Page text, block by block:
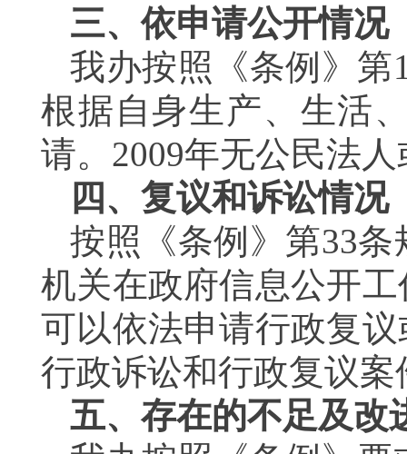
三、依申请公开情况
我办按照《条例》第
根据自身生产、生活
请。2009年无公民法
四、复议和诉讼情况
按照《条例》第33
机关在政府信息公开
可以依法申请行政复
行政诉讼和行政复议案
五、存在的不足及改